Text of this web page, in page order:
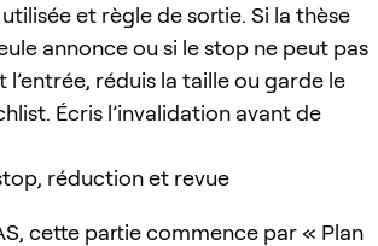
et règle de sortie. Si la thèse
annonce ou si le stop ne peut pas
réduis la taille ou garde le
Écris l’invalidation avant de
réduction et revue
cette partie commence par « Plan